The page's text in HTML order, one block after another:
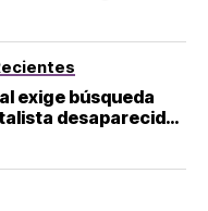
exige búsqueda
desaparecido